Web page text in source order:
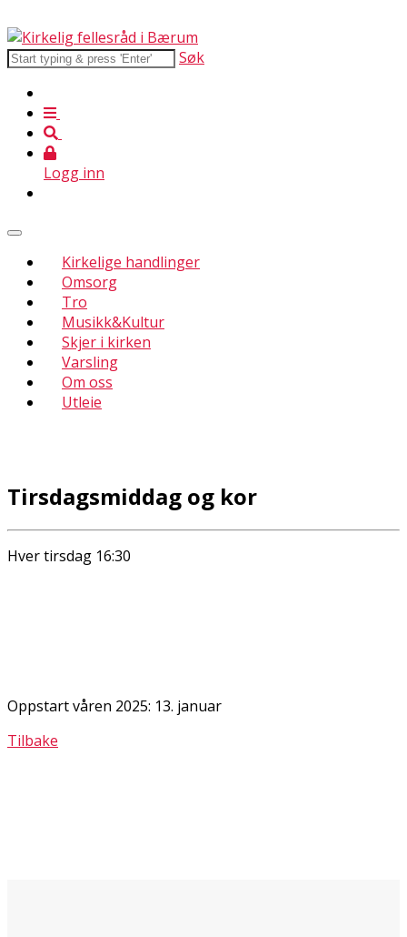
Søk
Logg inn
Kirkelige handlinger
Omsorg
Tro
Musikk&Kultur
Skjer i kirken
Varsling
Om oss
Utleie
Tirsdagsmiddag og kor
Hver tirsdag 16:30
Oppstart våren 2025: 13. januar
Tilbake